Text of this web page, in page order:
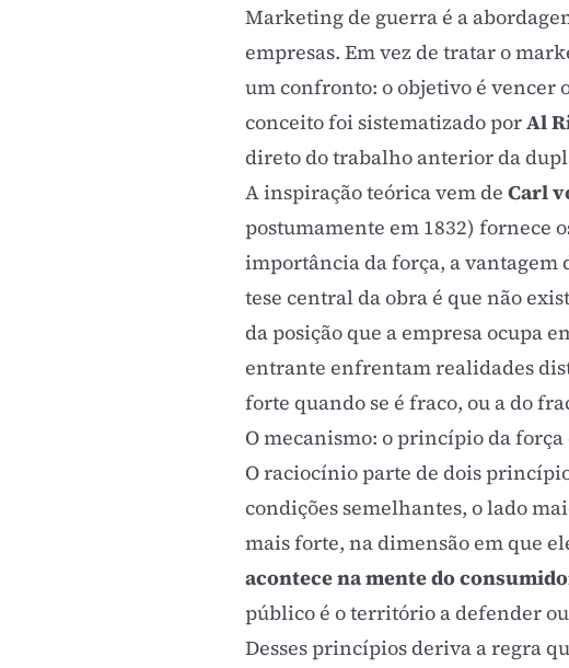
Marketing de guerra é a
empresas. Em vez de tratar o
um confronto: o objetivo é vencer
conceito foi sistematizado porAl
direto do trabalho anterior da
A inspiração teórica vem de Carl
postumamente em 1832) fornece
importância da força, a vantagem
tese central da obra é que não
da posição que a empresa ocupa
entrante enfrentam realidades
forte quando se é fraco, ou a do
O mecanismo: o princípio da
O raciocínio parte de dois
condições semelhantes, o lado
mais forte, na dimensão em que
acontece na mente do
público é o território a defender
Desses princípios deriva a regra